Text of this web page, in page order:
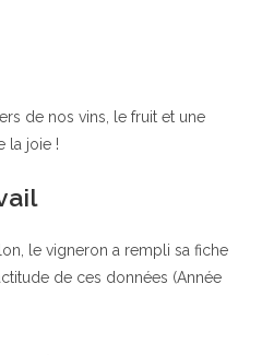
de nos vins, le fruit et une
la joie !
le vigneron a rempli sa fiche
de ces données (Année